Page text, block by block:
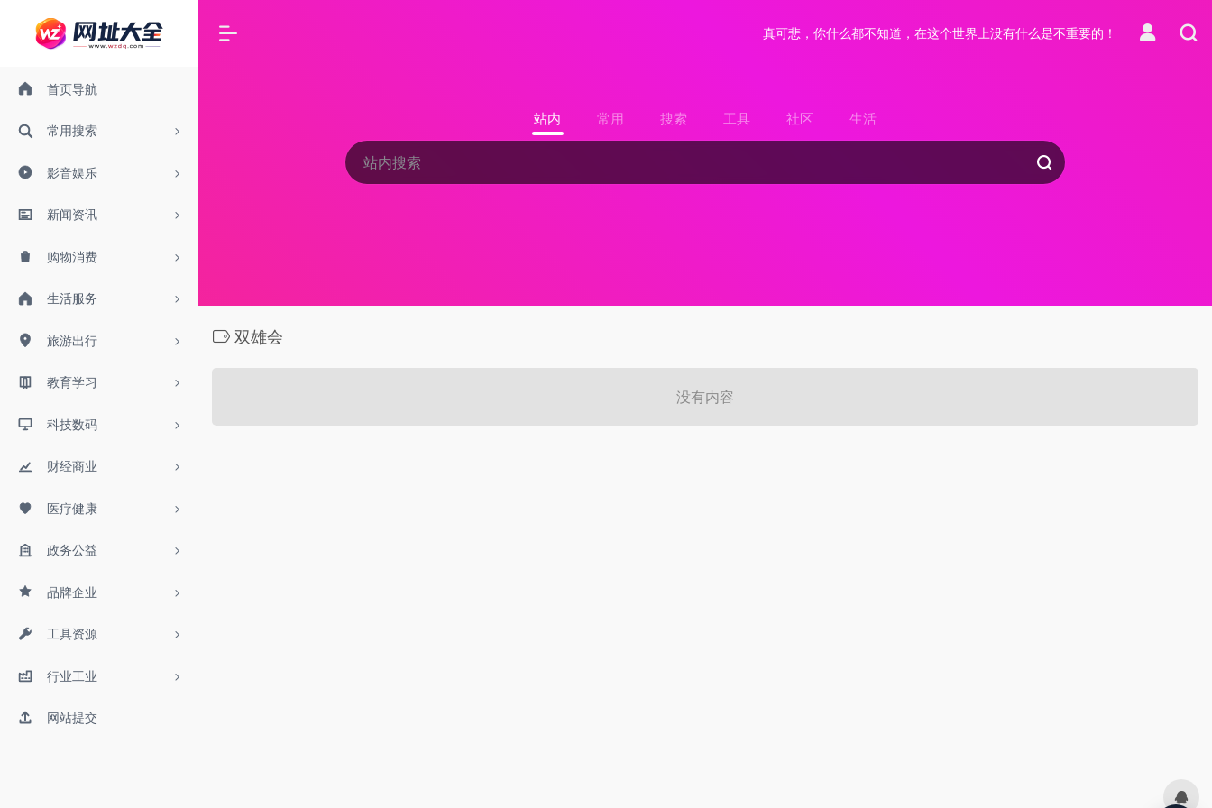
首页导航
常用搜索
影音娱乐
新闻资讯
购物消费
生活服务
旅游出行
教育学习
科技数码
财经商业
医疗健康
政务公益
品牌企业
工具资源
行业工业
网站提交
真可悲，你什么都不知道，在这个世界上没有什么是不重要的！
站内 常用 搜索 工具 社区 生活
双雄会
没有内容